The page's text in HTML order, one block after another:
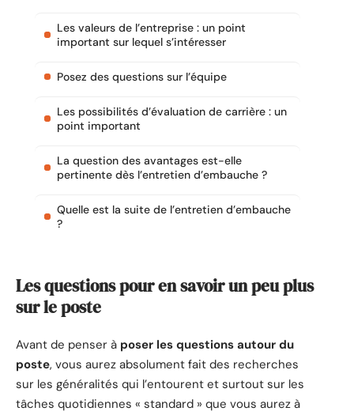
Les valeurs de l’entreprise : un point
important sur lequel s’intéresser
Posez des questions sur l’équipe
Les possibilités d’évaluation de carrière : un
point important
La question des avantages est-elle
pertinente dès l’entretien d’embauche ?
Quelle est la suite de l’entretien d’embauche
?
Les questions pour en savoir un peu plus
sur le poste
Avant de penser à poser les questions autour du
poste, vous aurez absolument fait des recherches
sur les généralités qui l’entourent et surtout sur les
tâches quotidiennes « standard » que vous aurez à